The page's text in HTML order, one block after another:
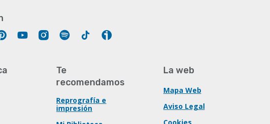
PinterestYouTubeInstagram
Spotify Tiktok
Te
recomendamos
Reprografía e
impresión
La web
Mapa Web
Aviso Legal